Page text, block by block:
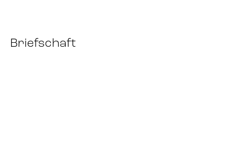
Briefschaft